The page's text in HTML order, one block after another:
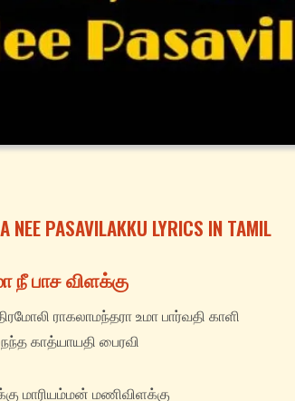
NEE PASAVILAKKU LYRICS IN TAMIL
பாச விளக்கு
ராகலாமந்தரா உமா பார்வதி காளி
காத்யாயதி பைரவி
மாரியம்மன் மணிவிளக்கு